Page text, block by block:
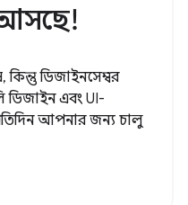
আসছে!
ডিজাইনসেম্বর
এবং UI-
আপনার জন্য চালু